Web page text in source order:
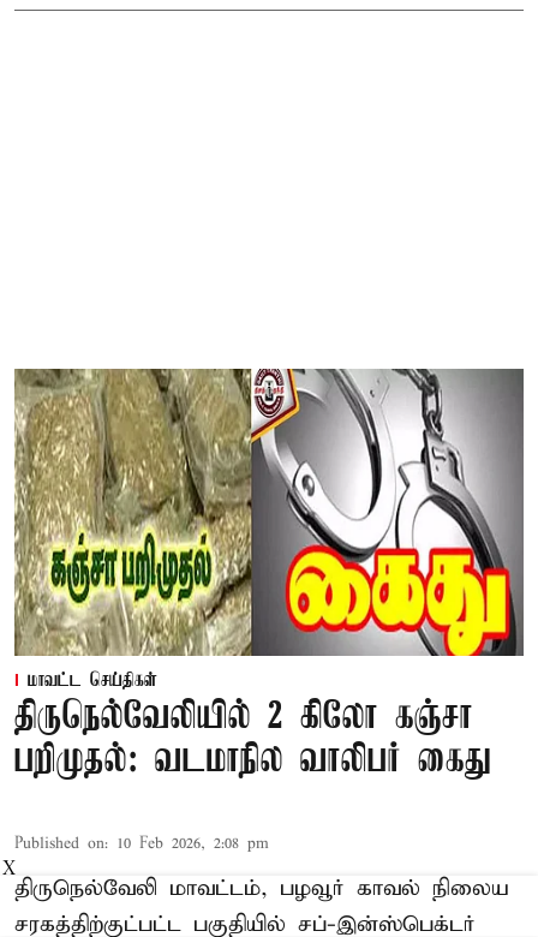
மாவட்ட செய்திகள்
திருநெல்வேலியில் 2 கிலோ கஞ்சா
பறிமுதல்: வடமாநில வாலிபர் கைது
Published on: 10 Feb 2026, 2:08 pm
திருநெல்வேலி மாவட்டம், பழவூர் காவல் நிலைய
சரகத்திற்குட்பட்ட பகுதியில் சப்-இன்ஸ்பெக்டர்
X